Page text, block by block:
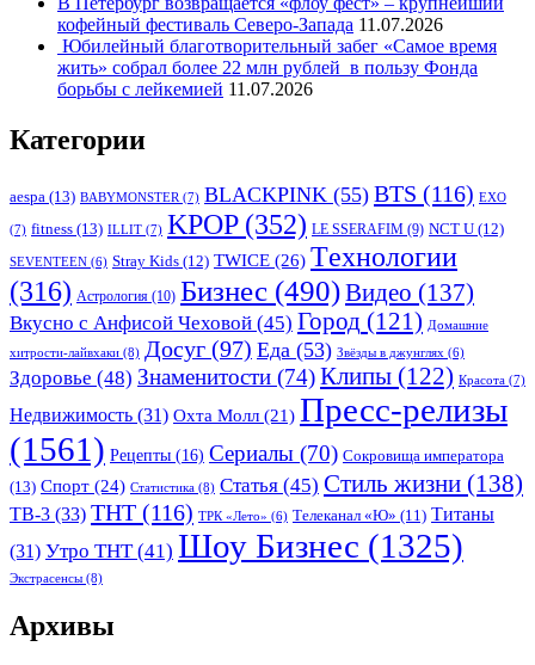
кофейный фестиваль Северо-Запада 11.07.2026
Юбилейный благотворительный забег «Самое время
жить» собрал более 22 млн рублей в пользу Фонда
борьбы с лейкемией 11.07.2026
Категории
aespa (13) BABYMONSTER (7) BLACKPINK (55) BTS (116) EXO
(7) fitness (13) ILLIT (7) KPOP(352) LE SSERAFIM (9) NCT U (12)
SEVENTEEN (6) Stray Kids (12) TWICE (26) Tехнологии
(316) Астрология (10) Бизнес (490)Видео (137)
Вкусно с Анфисой Чеховой (45) Город (121) Домашние
хитрости-лайвхаки (8) Досуг (97) Еда (53) Звёзды в джунглях (6)
Здоровье (48) Знаменитости (74)Клипы (122) Красота (7)
Недвижимость (31) Охта Молл (21) Пресс-релизы
(1561) Рецепты (16) Сериалы (70) Сокровища императора
(13) Спорт (24) Статистика (8) Статья (45) Стиль жизни (138)
ТВ-3 (33) ТНТ (116) ТРК «Лето» (6) Телеканал «Ю» (11) Титаны
(31) Утро ТНТ(41) Шоу Бизнес (1325)
Экстрасенсы (8)
Архивы